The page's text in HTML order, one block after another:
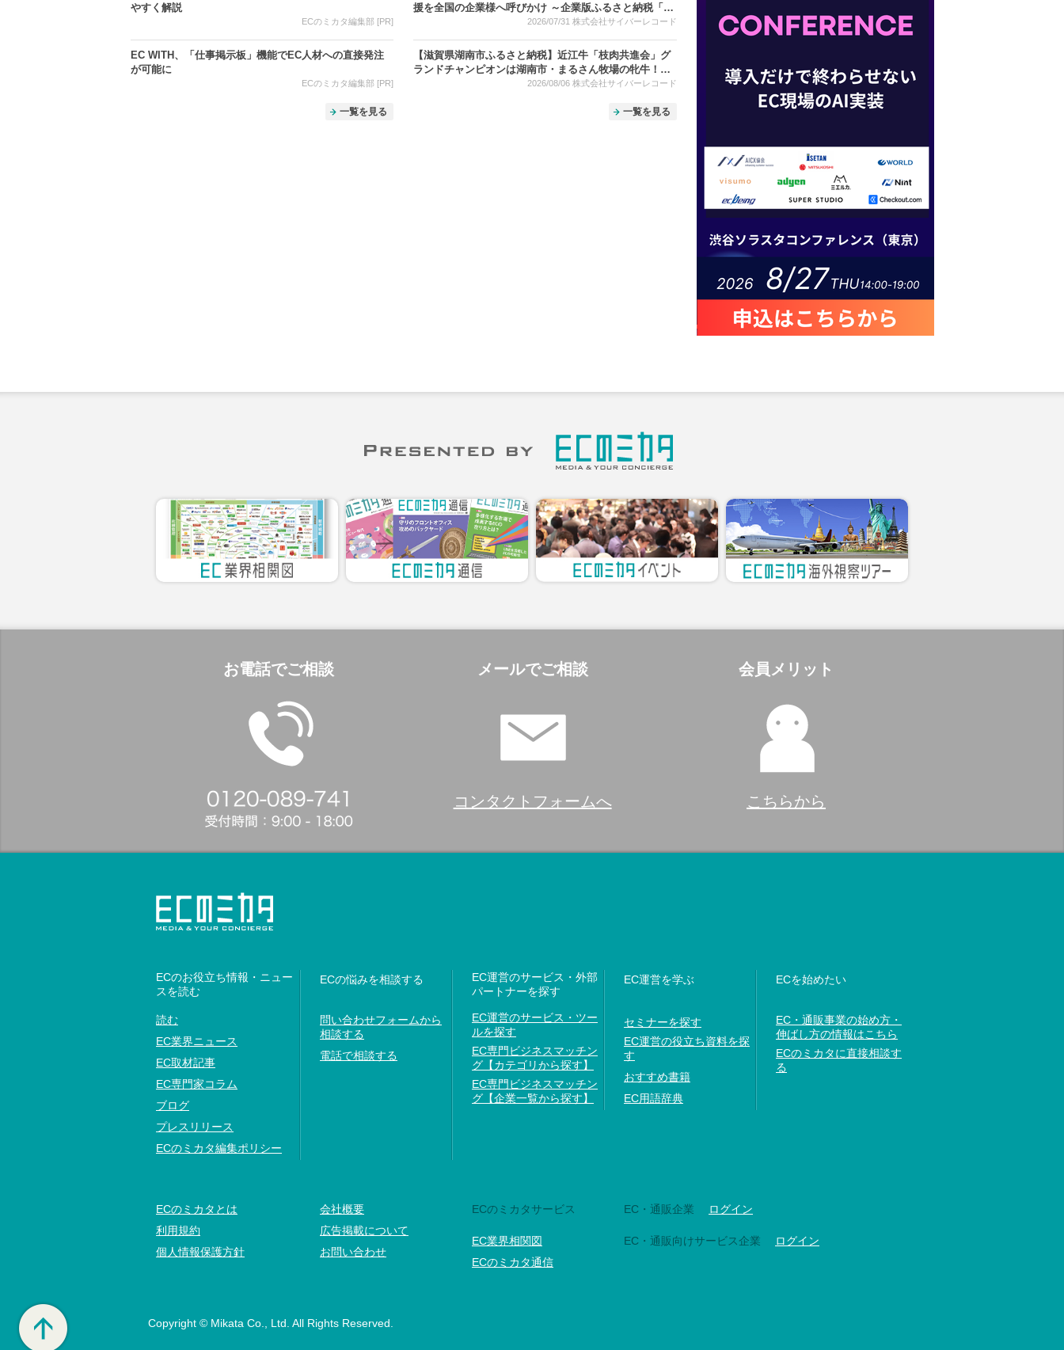
やすく解説
ECのミカタ編集部 [PR]
EC WITH、「仕事掲示板」機能でEC人材への直接発注
が可能に
ECのミカタ編集部 [PR]
一覧を見る
援を全国の企業様へ呼びかけ ～企業版ふるさと納税「企
ふるオンライン」で寄附受付中～
2026/07/31 株式会社サイバーレコード
【滋賀県湖南市ふるさと納税】近江牛「枝肉共進会」グ
ランドチャンピオンは湖南市・まるさん牧場の牝牛！受
賞を記念して、湖南市の近江牛返礼品をご紹介
2026/08/06 株式会社サイバーレコード
一覧を見る
お電話でご相談 メールでご相談
コンタクトフォームへ
会員メリット
こちらから
ECのお役立ち情報・ニュー
スを読む
読む
EC業界ニュース
EC取材記事
EC専門家コラム
ブログ
プレスリリース
ECのミカタ編集ポリシー
ECの悩みを相談する
問い合わせフォームから
相談する
電話で相談する
EC運営のサービス・外部
パートナーを探す
EC運営のサービス・ツー
ルを探す
EC専門ビジネスマッチン
グ【カテゴリから探す】
EC専門ビジネスマッチン
グ【企業一覧から探す】
EC運営を学ぶ
セミナーを探す
EC運営の役立ち資料を探
す
おすすめ書籍
EC用語辞典
ECを始めたい
EC・通販事業の始め方・
伸ばし方の情報はこちら
ECのミカタに直接相談す
る
ECのミカタとは
利用規約
個人情報保護方針
会社概要
広告掲載について
お問い合わせ
ECのミカタサービス
EC業界相関図
ECのミカタ通信
EC・通販企業 ログイン
EC・通販向けサービス企業 ログイン
Copyright © Mikata Co., Ltd. All Rights Reserved.